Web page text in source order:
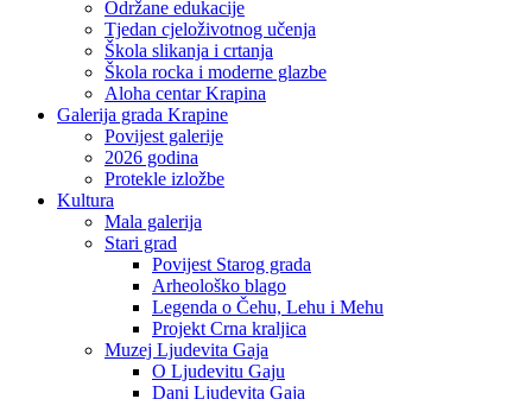
Održane edukacije
Tjedan cjeloživotnog učenja
Škola slikanja i crtanja
Škola rocka i moderne glazbe
Aloha centar Krapina
Galerija grada Krapine
Povijest galerije
2026 godina
Protekle izložbe
Kultura
Mala galerija
Stari grad
Povijest Starog grada
Arheološko blago
Legenda o Čehu, Lehu i Mehu
Projekt Crna kraljica
Muzej Ljudevita Gaja
O Ljudevitu Gaju
Dani Ljudevita Gaja